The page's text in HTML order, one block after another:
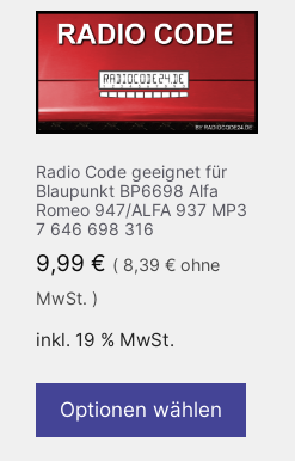
Radio Code geeignet für
Blaupunkt BP6698 Alfa
Romeo 947/ALFA 937 MP3
7 646 698 316
9,99 € ( 8,39 € ohne
MwSt. )
inkl. 19 % MwSt.
Optionen wählen